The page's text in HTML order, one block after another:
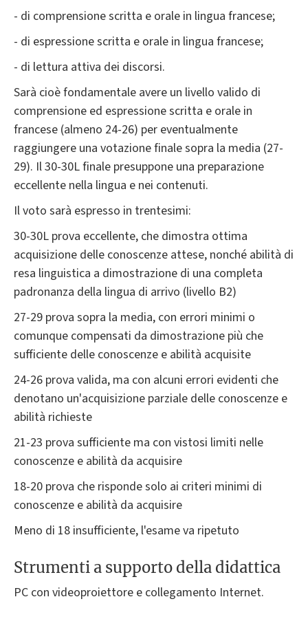
- di comprensione scritta e orale in lingua francese;
- di espressione scritta e orale in lingua francese;
- di lettura attiva dei discorsi.
Sarà cioè fondamentale avere un livello valido di
comprensione ed espressione scritta e orale in
francese (almeno 24-26) per eventualmente
raggiungere una votazione finale sopra la media (27-
29). Il 30-30L finale presuppone una preparazione
eccellente nella lingua e nei contenuti.
Il voto sarà espresso in trentesimi:
30-30L prova eccellente, che dimostra ottima
acquisizione delle conoscenze attese, nonché abilità di
resa linguistica a dimostrazione di una completa
padronanza della lingua di arrivo (livello B2)
27-29 prova sopra la media, con errori minimi o
comunque compensati da dimostrazione più che
sufficiente delle conoscenze e abilità acquisite
24-26 prova valida, ma con alcuni errori evidenti che
denotano un'acquisizione parziale delle conoscenze e
abilità richieste
21-23 prova sufficiente ma con vistosi limiti nelle
conoscenze e abilità da acquisire
18-20 prova che risponde solo ai criteri minimi di
conoscenze e abilità da acquisire
Meno di 18 insufficiente, l'esame va ripetuto
Strumenti a supporto della didattica
PC con videoproiettore e collegamento Internet.